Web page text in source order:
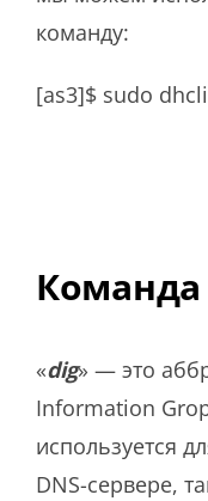
команду:
[as3]$ sudo
Команда
«dig» — это
Information
используется
DNS-сервере,